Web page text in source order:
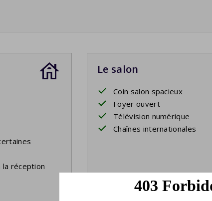
étoilé français jusque tard dans la soirée. Vous avez
la réception
Le salon
Coin salon spacieux
Foyer ouvert
Télévision numérique
Chaînes internationales